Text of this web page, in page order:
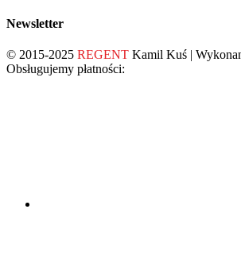
Newsletter
© 2015-2025 REGENT Kamil Kuś |
Obsługujemy płatności: